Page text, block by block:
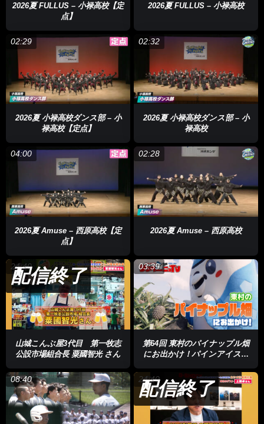
2026夏 FULLUS – 小禄高校【定
点】
2026夏 FULLUS – 小禄高校
02:29
2026夏 小禄高校ダンス部 – 小
禄高校【定点】
02:32
2026夏 小禄高校ダンス部 – 小
禄高校
04:00
2026夏 Amuse – 西原高校【定
点】
02:28
2026夏 Amuse – 西原高校
24:40
配信終了
山城こんぶ屋3代目 第一牧志
公設市場組合長 粟國智光 さん
03:39
第64回 東村のパイナップル畑
にお出かけ！パインアイスを
08:40 24:40
配信終了